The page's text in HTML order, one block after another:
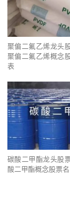
聚偏二氟乙烯龙头
聚偏二氟乙烯概念
表
碳酸二甲酯龙头股
酸二甲酯概念股票